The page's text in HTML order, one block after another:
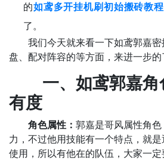
的如鸢多开挂机刷初始搬砖教程
了。
我们今天就来看一下如鸢郭嘉密
盘、配对阵容的等方面，来进一步的
一、如鸢郭嘉角
有度
‌角色属性： 郭嘉是哥风属性角
力，不过他用技能有一个特点，就
使用，所以有他在的队伍，大家一